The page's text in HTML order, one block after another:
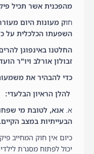
מהפכנית אשר תכיל
חוק מעונות היום
השפעתו הכלכלית על
החלטנו באינפוגן
זבולון אורלב ויו"ר
כדי להבהיר את
להלן הראיון הבלעדי:
א. אנא, לטובת מי
הבעייתיות במצב הקיים.
יכול לפתוח מסגרת